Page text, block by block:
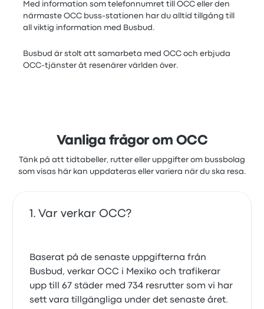
Med information som telefonnumret till OCC eller den
närmaste OCC buss-stationen har du alltid tillgång till
all viktig information med Busbud.
Busbud är stolt att samarbeta med OCC och erbjuda
OCC-tjänster åt resenärer världen över.
Vanliga frågor om OCC
Tänk på att tidtabeller, rutter eller uppgifter om bussbolag
som visas här kan uppdateras eller variera när du ska resa.
Var verkar OCC?
Baserat på de senaste uppgifterna från
Busbud, verkar OCC i Mexiko och trafikerar
upp till 67 städer med 734 resrutter som vi har
sett vara tillgängliga under det senaste året.